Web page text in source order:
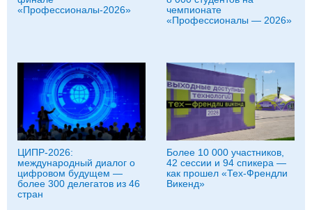
«Профессионалы-2026»
чемпионате
«Профессионалы — 2026»
ЦИПР-2026:
международный диалог о
цифровом будущем —
более 300 делегатов из 46
стран
Более 10 000 участников,
42 сессии и 94 спикера —
как прошел «Тех-Френдли
Викенд»